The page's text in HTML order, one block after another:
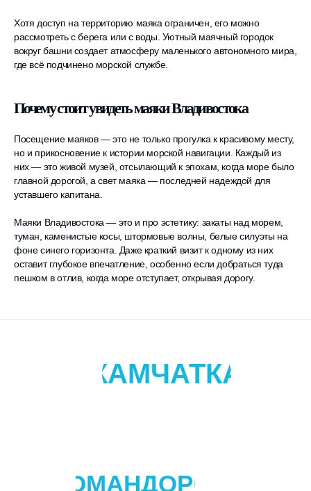
Хотя доступ на территорию маяка ограничен, его можно
рассмотреть с берега или с воды. Уютный маячный городок
вокруг башни создает атмосферу маленького автономного мира,
где всё подчинено морской службе.
Почему стоит увидеть маяки Владивостока
Посещение маяков — это не только прогулка к красивому месту,
но и прикосновение к истории морской навигации. Каждый из
них — это живой музей, отсылающий к эпохам, когда море было
главной дорогой, а свет маяка — последней надеждой для
уставшего капитана.
Маяки Владивостока — это и про эстетику: закаты над морем,
туман, каменистые косы, штормовые волны, белые силуэты на
фоне синего горизонта. Даже краткий визит к одному из них
оставит глубокое впечатление, особенно если добраться туда
пешком в отлив, когда море отступает, открывая дорогу.
КАМЧАТКА
КОМАНДОРЫ